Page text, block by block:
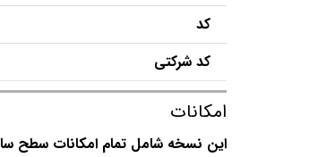
کد
کد شرکتی
امکانات
این نسخه شامل تمام امکانات سطح